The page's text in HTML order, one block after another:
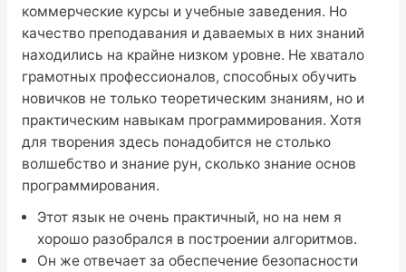
коммерческие курсы и учебные заведения. Но
качество преподавания и даваемых в них знаний
находились на крайне низком уровне. Не хватало
грамотных профессионалов, способных обучить
новичков не только теоретическим знаниям, но и
практическим навыкам программирования. Хотя
для творения здесь понадобится не столько
волшебство и знание рун, сколько знание основ
программирования.
Этот язык не очень практичный, но на нем я
хорошо разобрался в построении алгоритмов.
Он же отвечает за обеспечение безопасности